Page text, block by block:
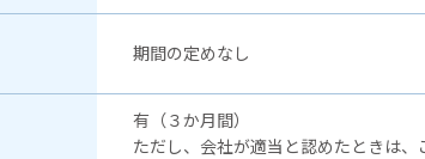
期間の定めなし
有（３か月間）
ただし、会社が適当と認めたときは